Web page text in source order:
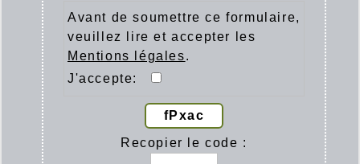
Avant de soumettre ce formulaire,
veuillez lire et accepter les
Mentions légales.
J'accepte:
fPxac
Recopier le code :